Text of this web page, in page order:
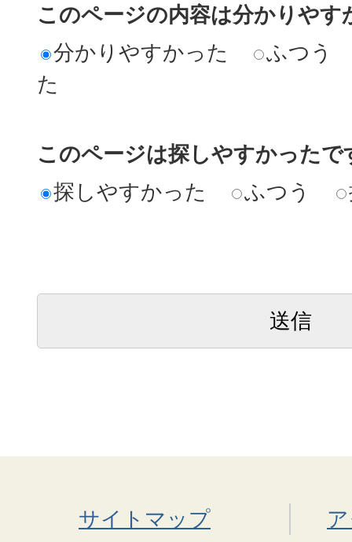
このページの内容は分かりやす
分かりやすかった
ふつう
た
このページは探しやすかったで
探しやすかった
ふつう
サイトマップ